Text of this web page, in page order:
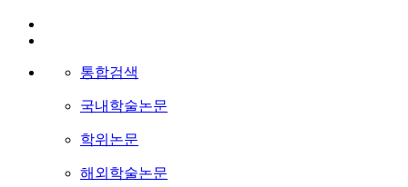
통합검색
국내학술논문
학위논문
해외학술논문